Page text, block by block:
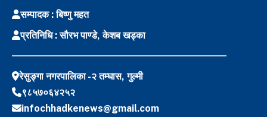
सम्पादक : बिष्णु महत
प्रतिनिधि : सौरभ पाण्डे, केशब खड्का
रेसुङ्गा नगरपालिका -२ तम्घास, गुल्मी
९८५७०६४२५२
infochhadkenews@gmail.com